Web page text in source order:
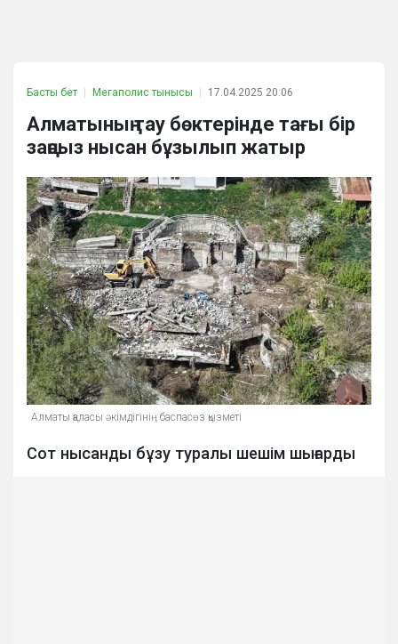
Басты бет Мегаполис тынысы 17.04.2025 20:06
Алматының тау бөктерінде тағы бір
заңсыз нысан бұзылып жатыр
Алматы қаласы әкімдігінің баспасөз қызметі
Сот нысанды бұзу туралы шешім шығарды